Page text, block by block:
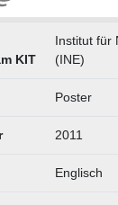
KIT
Institut für
(INE)
Poster
2011
Englisch